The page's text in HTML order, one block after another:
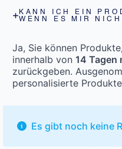
KANN ICH EIN
WENN ES MIR
Ja, Sie können
innerhalb von 14 Tagen
zurückgeben.
personalisierte
Es gibt noch keine